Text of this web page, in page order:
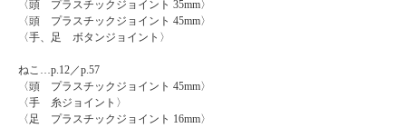
〈頭 プラスチックジョイント 35mm〉
〈頭 プラスチックジョイント 45mm〉
〈手、足 ボタンジョイント〉
ねこ…p.12／p.57
〈頭 プラスチックジョイント 45mm〉
〈手 糸ジョイント〉
〈足 プラスチックジョイント 16mm〉